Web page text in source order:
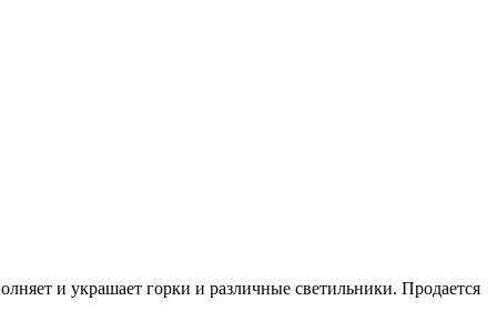
и украшает горки и различные светильники. Продается